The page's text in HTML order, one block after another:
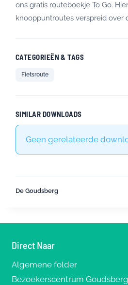
ons gratis routeboekje To Go.
knooppuntroutes verspreid over
CATEGORIEËN & TAGS
Fietsroute
SIMILAR DOWNLOADS
Geen gerelateerde
De Goudsberg
Direct Naar
Algemene folder
Bezoekerscentrum